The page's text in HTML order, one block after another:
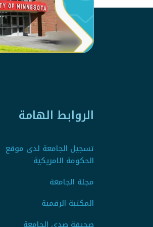
الروابط الهامة
تسجيل الجامعة لدى موقع
الحكومة الامريكية
مجلة الجامعة
المكتبة الرقمية